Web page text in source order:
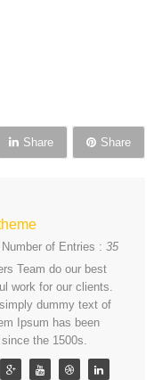
Share Share
Number of Entries :35
Team do our best
work for our clients.
dummy text of
Ipsum has been
the 1500s.